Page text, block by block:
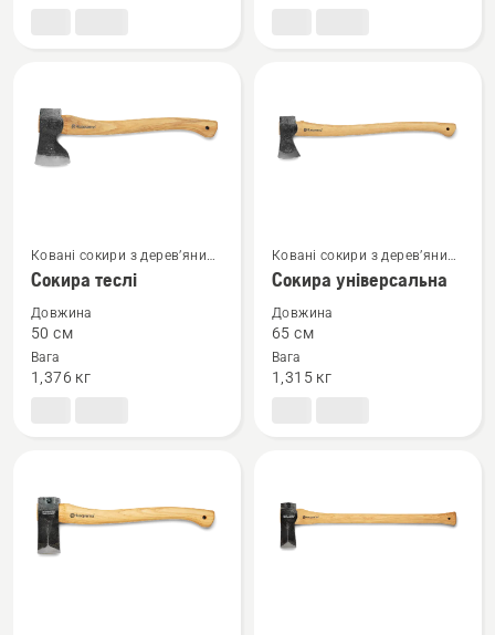
Переглянути
більше
деталей
про
Сокира
Ковані сокири з дерев’яним
руків’ям
Сокира теслі
Довжина
50 см
Вага
1,376 кг
Переглянути
більше
деталей
про
Сокира
Ковані сокири з дерев’яним
руків’ям
Сокира універсальна
Довжина
65 см
Вага
1,315 кг